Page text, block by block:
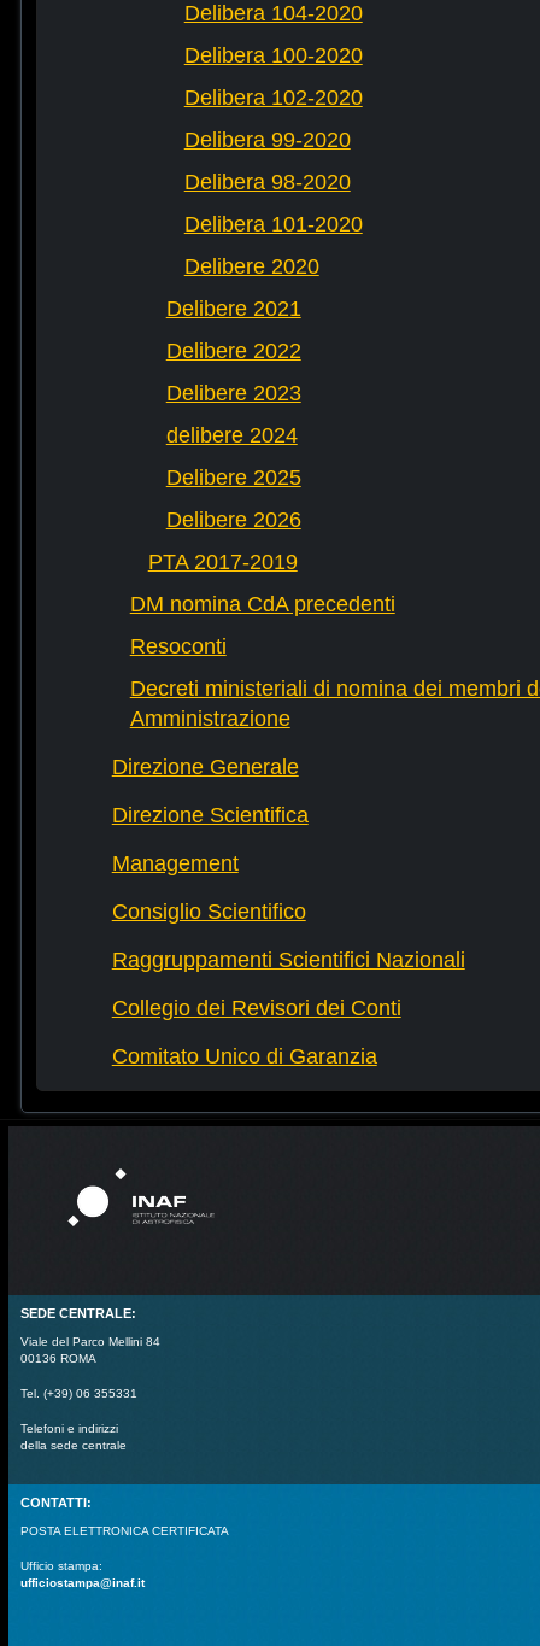
Delibera 104-2020
Delibera 100-2020
Delibera 102-2020
Delibera 99-2020
Delibera 98-2020
Delibera 101-2020
Delibere 2020
Delibere 2021
Delibere 2022
Delibere 2023
delibere 2024
Delibere 2025
Delibere 2026
PTA 2017-2019
DM nomina CdA precedenti
Resoconti
Decreti ministeriali di nomina dei membri
Amministrazione
Direzione Generale
Direzione Scientifica
Management
Consiglio Scientifico
Raggruppamenti Scientifici Nazionali
Collegio dei Revisori dei Conti
Comitato Unico di Garanzia
SEDE CENTRALE:
Viale del Parco Mellini 84
00136 ROMA
Tel. (+39) 06 355331
Telefoni e indirizzi
della sede centrale
CONTATTI:
POSTA ELETTRONICA CERTIFICATA
Ufficio stampa:
ufficiostampa@inaf.it